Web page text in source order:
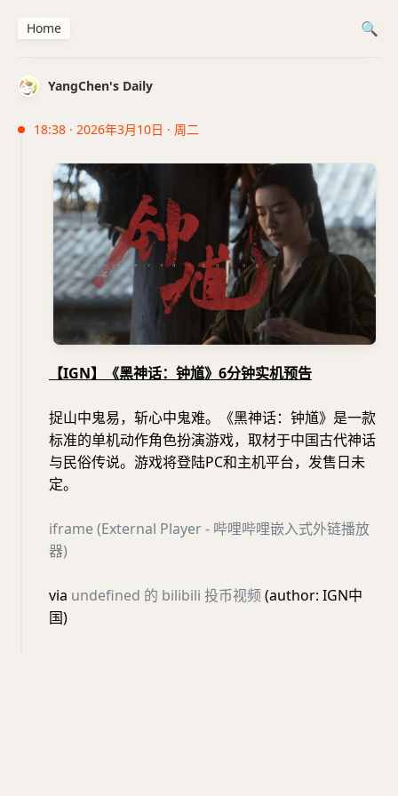
YangChen's Daily
18:38 · 2026年3月10日 · 周二
【IGN】《黑神话：钟馗》6分钟实机预告
捉山中鬼易，斩心中鬼难。《黑神话：钟馗》是一款
标准的单机动作角色扮演游戏，取材于中国古代神话
与民俗传说。游戏将登陆PC和主机平台，发售日未
定。
iframe (External Player - 哔哩哔哩嵌入式外链播放
器)
via undefined 的 bilibili 投币视频(author: IGN中
国)
Home